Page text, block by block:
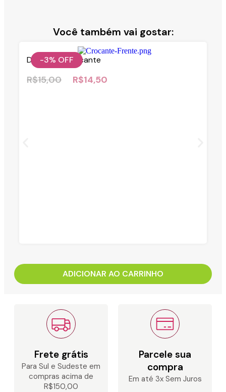
Você também vai gostar:
-3% OFF
Drageado Crocante
R$15,00 R$14,50
ADICIONAR AO CARRINHO
Frete grátis
Para Sul e Sudeste em
compras acima de
R$150,00
Parcele sua
compra
Em até 3x Sem Juros